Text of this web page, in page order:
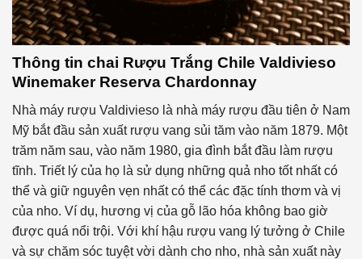
Thông tin chai Rượu Trắng Chile Valdivieso
Winemaker Reserva Chardonnay
Nhà máy rượu Valdivieso là nhà máy rượu đầu tiên ở Nam
Mỹ bắt đầu sản xuất rượu vang sủi tăm vào năm 1879. Một
trăm năm sau, vào năm 1980, gia đình bắt đầu làm rượu
tĩnh. Triết lý của họ là sử dụng những quả nho tốt nhất có
thể và giữ nguyên vẹn nhất có thể các đặc tính thơm và vị
của nho. Ví dụ, hương vị của gỗ lão hóa không bao giờ
được quá nổi trội. Với khí hậu rượu vang lý tưởng ở Chile
và sự chăm sóc tuyệt vời dành cho nho, nhà sản xuất này